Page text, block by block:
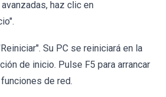
haz clic en
Su PC se reiniciará en la
de inicio. Pulse F5 para arrancar
de red.